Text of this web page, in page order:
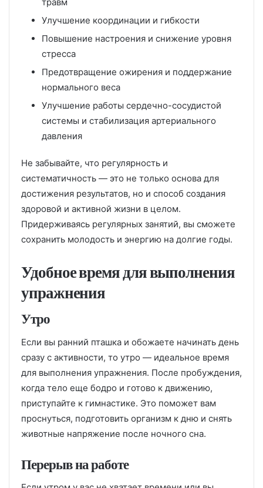
Улучшение координации и гибкости
Повышение настроения и снижение уровня
стресса
Предотвращение ожирения и поддержание
нормального веса
Улучшение работы сердечно-сосудистой
системы и стабилизация артериального
давления
Не забывайте, что регулярность и
систематичность — это не только основа для
достижения результатов, но и способ создания
здоровой и активной жизни в целом.
Придерживаясь регулярных занятий, вы сможете
сохранить молодость и энергию на долгие годы.
Удобное время для выполнения
упражнения
Утро
Если вы ранний пташка и обожаете начинать день
сразу с активности, то утро — идеальное время
для выполнения упражнения. После пробуждения,
когда тело еще бодро и готово к движению,
приступайте к гимнастике. Это поможет вам
проснуться, подготовить организм к дню и снять
животные напряжение после ночного сна.
Перерыв на работе